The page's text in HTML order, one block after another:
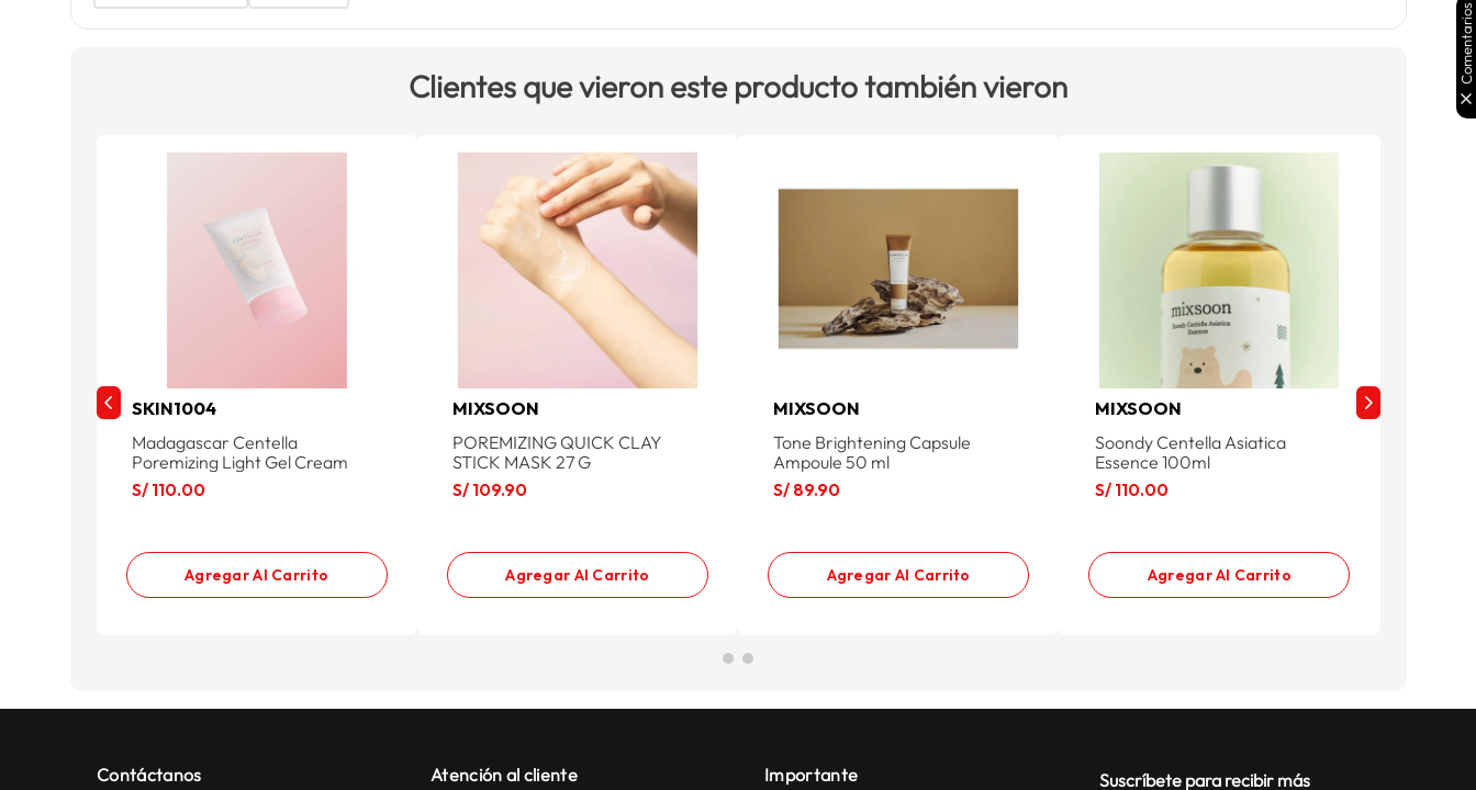
Clientes que vieron este producto también vieron
SKIN1004
Madagascar Centella
Poremizing Light Gel Cream
S/ 110.00
Agregar Al Carrito
MIXSOON
POREMIZING QUICK CLAY
STICK MASK 27 G
S/ 109.90
Agregar Al Carrito
MIXSOON
Tone Brightening Capsule
Ampoule 50 ml
S/ 89.90
Agregar Al Carrito
MIXSOON
Soondy Centella Asiatica
Essence 100ml
S/ 110.00
Agregar Al Carrito
Contáctanos Atención al cliente Importante
Suscríbete para recibir más
Comentarios